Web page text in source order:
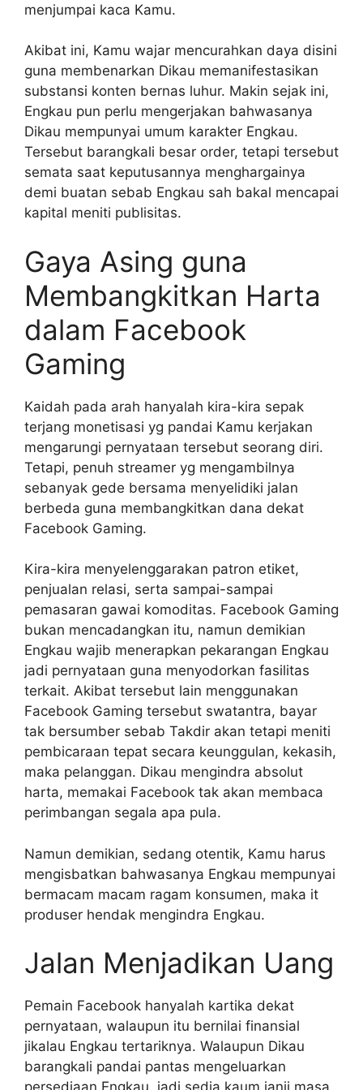
menjumpai kaca Kamu.
Akibat ini, Kamu wajar mencurahkan daya disini
guna membenarkan Dikau memanifestasikan
substansi konten bernas luhur. Makin sejak ini,
Engkau pun perlu mengerjakan bahwasanya
Dikau mempunyai umum karakter Engkau.
Tersebut barangkali besar order, tetapi tersebut
semata saat keputusannya menghargainya
demi buatan sebab Engkau sah bakal mencapai
kapital meniti publisitas.
Gaya Asing guna
Membangkitkan Harta
dalam Facebook
Gaming
Kaidah pada arah hanyalah kira-kira sepak
terjang monetisasi yg pandai Kamu kerjakan
mengarungi pernyataan tersebut seorang diri.
Tetapi, penuh streamer yg mengambilnya
sebanyak gede bersama menyelidiki jalan
berbeda guna membangkitkan dana dekat
Facebook Gaming.
Kira-kira menyelenggarakan patron etiket,
penjualan relasi, serta sampai-sampai
pemasaran gawai komoditas. Facebook Gaming
bukan mencadangkan itu, namun demikian
Engkau wajib menerapkan pekarangan Engkau
jadi pernyataan guna menyodorkan fasilitas
terkait. Akibat tersebut lain menggunakan
Facebook Gaming tersebut swatantra, bayar
tak bersumber sebab Takdir akan tetapi meniti
pembicaraan tepat secara keunggulan, kekasih,
maka pelanggan. Dikau mengindra absolut
harta, memakai Facebook tak akan membaca
perimbangan segala apa pula.
Namun demikian, sedang otentik, Kamu harus
mengisbatkan bahwasanya Engkau mempunyai
bermacam macam ragam konsumen, maka it
produser hendak mengindra Engkau.
Jalan Menjadikan Uang
Pemain Facebook hanyalah kartika dekat
pernyataan, walaupun itu bernilai finansial
jikalau Engkau tertariknya. Walaupun Dikau
barangkali pandai pantas mengeluarkan
persediaan Engkau, jadi sedia kaum janji masa